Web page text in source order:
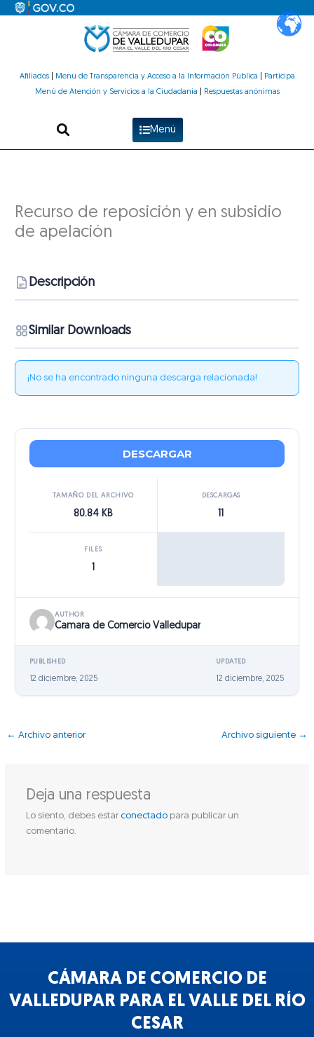
Afiliados| Menú de Transparencia y Acceso a la Información Pública
Participa
Menú de Atención y Servicios a la Ciudadanía
Respuestas anónimas
Menú
Recurso de reposición y en subsidio
de apelación
Descripción
Similar Downloads
¡No se ha encontrado ninguna descarga relacionada!
DESCARGAR
TAMAÑO DEL ARCHIVO
80.84 KB
DESCARGAS
FILES
AUTHOR
Camara de Comercio Valledupar
PUBLISHED
12 diciembre, 2025
UPDATED
12 diciembre, 2025
← Archivo anterior Archivo siguiente →
Deja una respuesta
Lo siento, debes estar conectadopara publicar un
comentario.
CÁMARA DE COMERCIO DE
VALLEDUPAR PARA EL VALLE DEL RÍO
CESAR